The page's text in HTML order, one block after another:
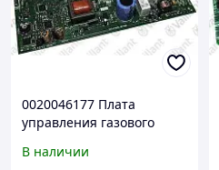
0020046177 Плата
управления газового
VU 466.656/4-5
В наличии